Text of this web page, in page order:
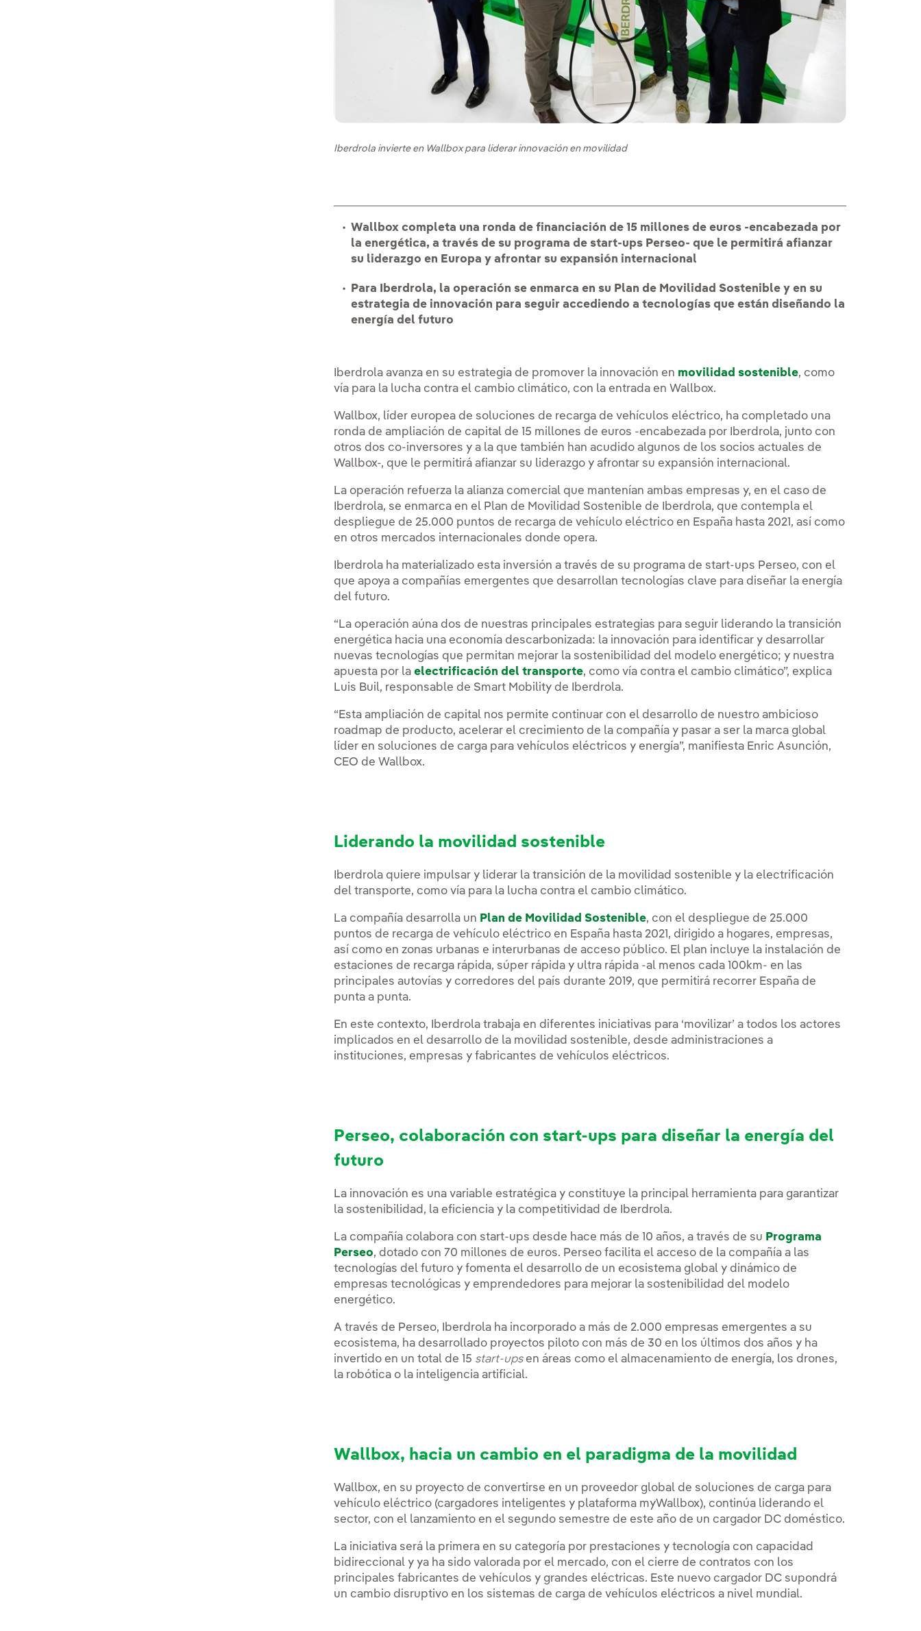
Iberdrola invierte en Wallbox para liderar innovación en movilidad
Wallbox completa una ronda de financiación de 15 millones de euros -encabezada por
la energética, a través de su programa de start-ups Perseo- que le permitirá afianzar
su liderazgo en Europa y afrontar su expansión internacional
Para Iberdrola, la operación se enmarca en su Plan de Movilidad Sostenible y en su
estrategia de innovación para seguir accediendo a tecnologías que están diseñando la
energía del futuro
Iberdrola avanza en su estrategia de promover la innovación en movilidad sostenible, como
vía para la lucha contra el cambio climático, con la entrada en Wallbox.
Wallbox, líder europea de soluciones de recarga de vehículos eléctrico, ha completado una
ronda de ampliación de capital de 15 millones de euros -encabezada por Iberdrola, junto con
otros dos co-inversores y a la que también han acudido algunos de los socios actuales de
Wallbox-, que le permitirá afianzar su liderazgo y afrontar su expansión internacional.
La operación refuerza la alianza comercial que mantenían ambas empresas y, en el caso de
Iberdrola, se enmarca en el Plan de Movilidad Sostenible de Iberdrola, que contempla el
despliegue de 25.000 puntos de recarga de vehículo eléctrico en España hasta 2021, así como
en otros mercados internacionales donde opera.
Iberdrola ha materializado esta inversión a través de su programa de start-ups Perseo, con el
que apoya a compañías emergentes que desarrollan tecnologías clave para diseñar la energía
del futuro.
“La operación aúna dos de nuestras principales estrategias para seguir liderando la transición
energética hacia una economía descarbonizada: la innovación para identificar y desarrollar
nuevas tecnologías que permitan mejorar la sostenibilidad del modelo energético; y nuestra
apuesta por laelectrificación del transporte, como vía contra el cambio climático”, explica
Luis Buil, responsable de Smart Mobility de Iberdrola.
“Esta ampliación de capital nos permite continuar con el desarrollo de nuestro ambicioso
roadmap de producto, acelerar el crecimiento de la compañía y pasar a ser la marca global
líder en soluciones de carga para vehículos eléctricos y energía”, manifiesta Enric Asunción,
CEO de Wallbox.
Liderando la movilidad sostenible
Iberdrola quiere impulsar y liderar la transición de la movilidad sostenible y la electrificación
del transporte, como vía para la lucha contra el cambio climático.
La compañía desarrolla un Plan de Movilidad Sostenible, con el despliegue de 25.000
puntos de recarga de vehículo eléctrico en España hasta 2021, dirigido a hogares, empresas,
así como en zonas urbanas e interurbanas de acceso público. El plan incluye la instalación de
estaciones de recarga rápida, súper rápida y ultra rápida -al menos cada 100km- en las
principales autovías y corredores del país durante 2019, que permitirá recorrer España de
punta a punta.
En este contexto, Iberdrola trabaja en diferentes iniciativas para ‘movilizar’ a todos los actores
implicados en el desarrollo de la movilidad sostenible, desde administraciones a
instituciones, empresas y fabricantes de vehículos eléctricos.
Perseo, colaboración con start-ups para diseñar la energía del
futuro
La innovación es una variable estratégica y constituye la principal herramienta para garantizar
la sostenibilidad, la eficiencia y la competitividad de Iberdrola.
La compañía colabora con start-ups desde hace más de 10 años, a través de su Programa
Perseo, dotado con 70 millones de euros. Perseo facilita el acceso de la compañía a las
tecnologías del futuro y fomenta el desarrollo de un ecosistema global y dinámico de
empresas tecnológicas y emprendedores para mejorar la sostenibilidad del modelo
energético.
A través de Perseo, Iberdrola ha incorporado a más de 2.000 empresas emergentes a su
ecosistema, ha desarrollado proyectos piloto con más de 30 en los últimos dos años y ha
invertido en un total de 15 start-upsen áreas como el almacenamiento de energía, los drones,
la robótica o la inteligencia artificial.
Wallbox, hacia un cambio en el paradigma de la movilidad
Wallbox, en su proyecto de convertirse en un proveedor global de soluciones de carga para
vehículo eléctrico (cargadores inteligentes y plataforma myWallbox), continúa liderando el
sector, con el lanzamiento en el segundo semestre de este año de un cargador DC doméstico.
La iniciativa será la primera en su categoría por prestaciones y tecnología con capacidad
bidireccional y ya ha sido valorada por el mercado, con el cierre de contratos con los
principales fabricantes de vehículos y grandes eléctricas. Este nuevo cargador DC supondrá
un cambio disruptivo en los sistemas de carga de vehículos eléctricos a nivel mundial.